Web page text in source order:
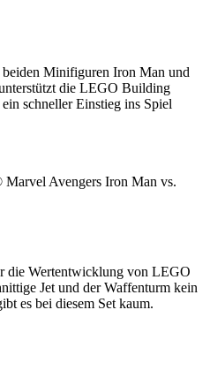
beiden Minifiguren Iron Man und
die LEGO Building
schneller Einstieg ins Spiel
Avengers Iron Man vs.
die Wertentwicklung von LEGO
Jet und der Waffenturm kein
es bei diesem Set kaum.